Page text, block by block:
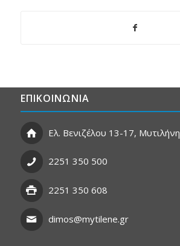
ΕΠΙΚΟΙΝΩΝΙΑ
Ελ. Βενιζέλου 13-17, Μυτιλήνη
2251 350 500
2251 350 608
dimos@mytilene.gr